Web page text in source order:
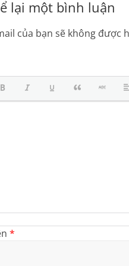
lại một bình luận
của bạn sẽ không được
*